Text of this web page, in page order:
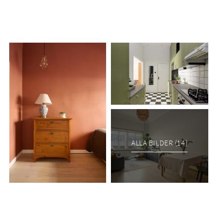
med stora fönsterpartier skapar ett fantastiskt ljusinsläpp
och en luftig känsla i hela bostaden.
Lägenheten är smakfullt renoverad med noggrant utvalda
material och varma färgtoner som ger ett harmoniskt och
ombonat hem. Den rymliga planlösningen erbjuder generösa
sällskapsytor och gott om förvaring, bland annat i en praktisk
walk-in closet.
Det helkaklade badrummet är elegant utformat och utrustat
med badkar – en perfekt plats för avkoppling efter en lång
dag. Här bor ni i en bostad där varje detalj är genomtänkt för
ALLA BILDER (14)